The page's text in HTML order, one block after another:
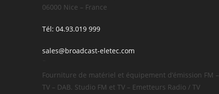
06000 Nice – France
Tél: 04.93.019 999
sales@broadcast-eletec.com
¨
Fourniture de matériel et équipement d’émission FM –
TV – DAB. Studio FM et TV – Emetteurs Radio / TV